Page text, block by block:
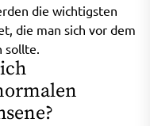
die wichtigsten
die man sich vor dem